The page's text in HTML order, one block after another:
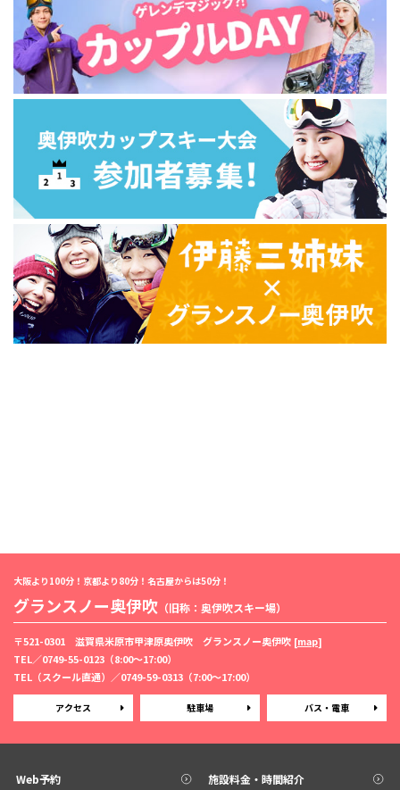
大阪より100分！京都より80分！名古屋からは50分！
グランスノー奥伊吹 （旧称：奥伊吹スキー場）
〒521-0301 滋賀県米原市甲津原奥伊吹 グランスノー奥伊吹 [map]
TEL／0749-55-0123 （8:00〜17:00）
TEL（スクール直通）／0749-59-0313 （7:00〜17:00）
アクセス 駐車場 バス・電車
Web予約 施設料金・時間紹介